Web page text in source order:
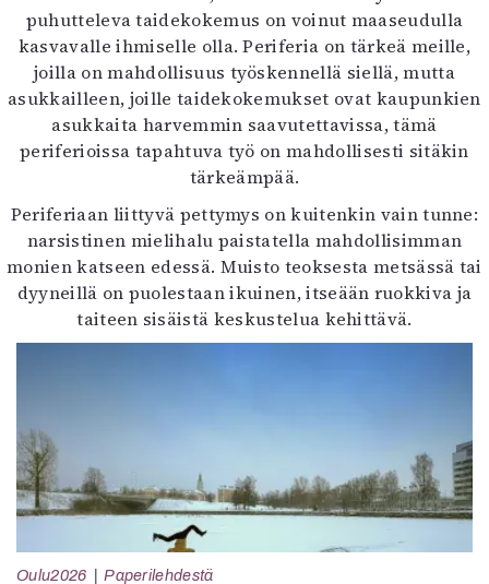
puhutteleva taidekokemus on voinut maaseudulla
kasvavalle ihmiselle olla. Periferia on tärkeä meille,
joilla on mahdollisuus työskennellä siellä, mutta
asukkailleen, joille taidekokemukset ovat kaupunkien
asukkaita harvemmin saavutettavissa, tämä
periferioissa tapahtuva työ on mahdollisesti sitäkin
tärkeämpää.
Periferiaan liittyvä pettymys on kuitenkin vain tunne:
narsistinen mielihalu paistatella mahdollisimman
monien katseen edessä. Muisto teoksesta metsässä tai
dyyneillä on puolestaan ikuinen, itseään ruokkiva ja
taiteen sisäistä keskustelua kehittävä.
Oulu2026 Paperilehdestä